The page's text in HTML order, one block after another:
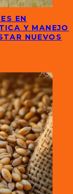
EN
Y MANEJO
NUEVOS